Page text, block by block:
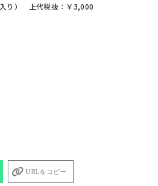
り） 上代税抜：￥3,000
URLをコピー